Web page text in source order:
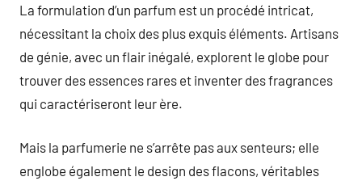
La formulation d’un parfum est un procédé intricat,
nécessitant la choix des plus exquis éléments. Artisans
de génie, avec un flair inégalé, explorent le globe pour
trouver des essences rares et inventer des fragrances
qui caractériseront leur ère.
Mais la parfumerie ne s’arrête pas aux senteurs; elle
englobe également le design des flacons, véritables